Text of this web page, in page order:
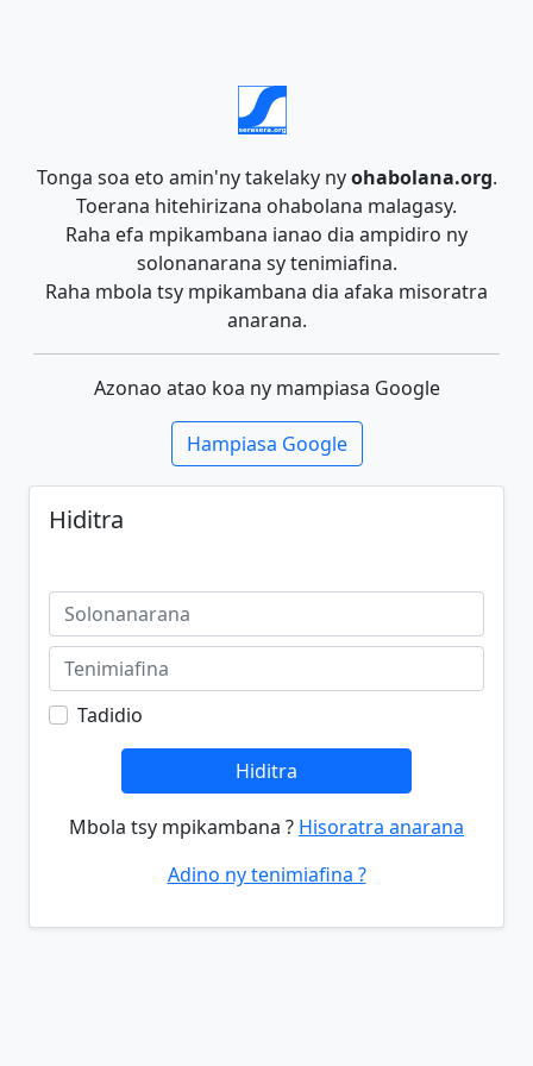
Tonga soa eto amin'ny takelaky nyohabolana.org.
Toerana hitehirizana ohabolana malagasy.
Raha efa mpikambana ianao dia ampidiro ny
solonanarana sy tenimiafina.
Raha mbola tsy mpikambana dia afaka misoratra
anarana.
Azonao atao koa ny mampiasa Google
Hampiasa Google
Hiditra
Tadidio
Hiditra
Mbola tsy mpikambana ? Hisoratra anarana
Adino ny tenimiafina ?